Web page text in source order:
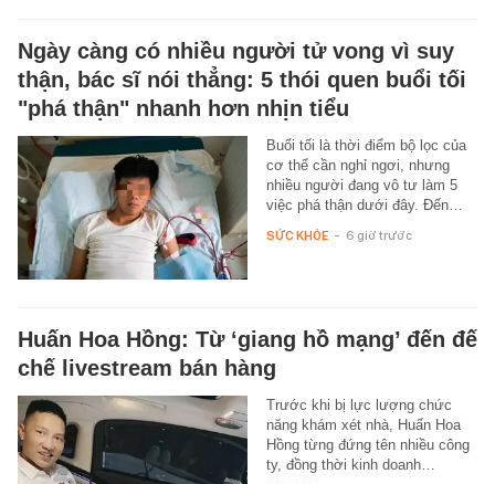
Ngày càng có nhiều người tử vong vì suy
thận, bác sĩ nói thẳng: 5 thói quen buổi tối
"phá thận" nhanh hơn nhịn tiểu
Buổi tối là thời điểm bộ lọc của
cơ thể cần nghỉ ngơi, nhưng
nhiều người đang vô tư làm 5
việc phá thận dưới đây. Đến…
SỨC KHỎE - 6 giờ trước
Huấn Hoa Hồng: Từ ‘giang hồ mạng’ đến đế
chế livestream bán hàng
Trước khi bị lực lượng chức
năng khám xét nhà, Huấn Hoa
Hồng từng đứng tên nhiều công
ty, đồng thời kinh doanh…